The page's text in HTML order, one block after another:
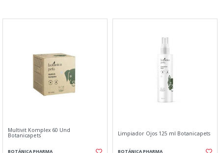
Multivit Komplex 60 Und
Botanicapets
BOTÁNICA PHARMA
Limpiador Ojos 125 ml Botanicapets
BOTÁNICA PHARMA